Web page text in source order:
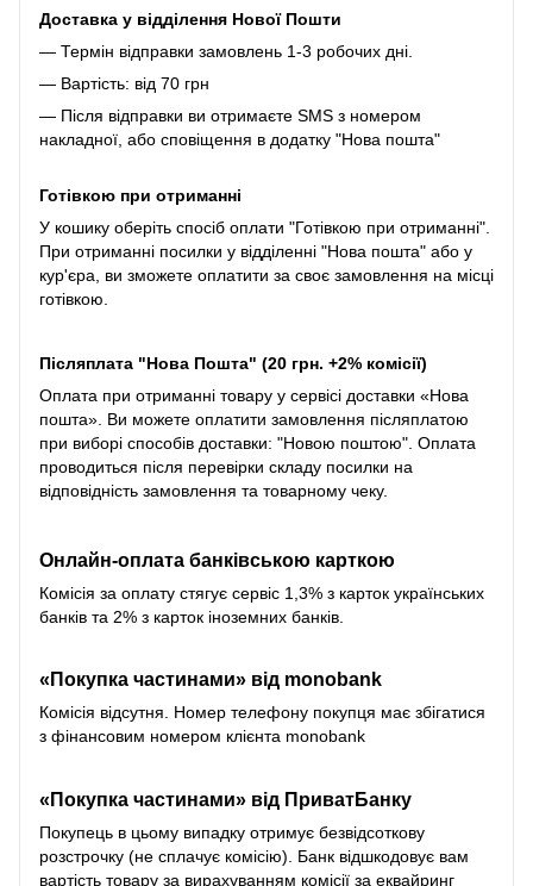
Доставка у відділення Нової Пошти
— Термін відправки замовлень 1-3 робочих дні.
— Вартість: від 70 грн
— Після відправки ви отримаєте SMS з номером
накладної, або сповіщення в додатку "Нова пошта"
Готівкою при отриманні
У кошику оберіть спосіб оплати "Готівкою при отриманні".
При отриманні посилки у відділенні "Нова пошта" або у
кур'єра, ви зможете оплатити за своє замовлення на місці
готівкою.
Післяплата "Нова Пошта" (20 грн. +2% комісії)
Оплата при отриманні товару у сервісі доставки «Нова
пошта». Ви можете оплатити замовлення післяплатою
при виборі способів доставки: "Новою поштою". Оплата
проводиться після перевірки складу посилки на
відповідність замовлення та товарному чеку.
Онлайн-оплата банківською карткою
Комісія за оплату стягує сервіс 1,3% з карток українських
банків та 2% з карток іноземних банків.
«Покупка частинами» від monobank
Комісія відсутня. Номер телефону покупця має збігатися
з фінансовим номером клієнта monobank
«Покупка частинами» від ПриватБанку
Покупець в цьому випадку отримує безвідсоткову
розстрочку (не сплачує комісію). Банк відшкодовує вам
вартість товару за вирахуванням комісії за еквайринг